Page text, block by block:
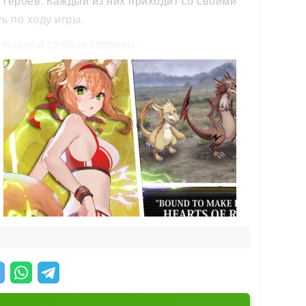
по ходу игры.
больше о том, что пытаетесь спасти, и